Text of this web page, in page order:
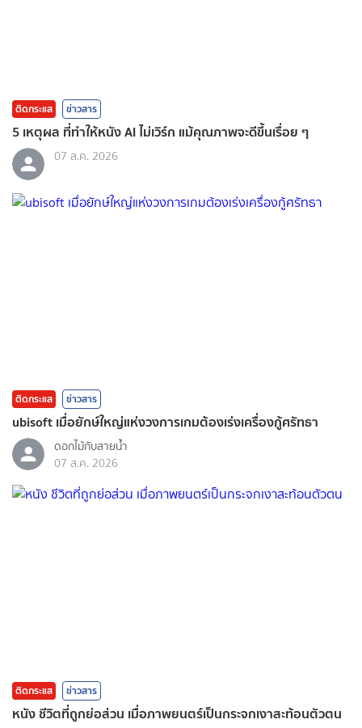
ติดกระแส ข่าวสาร
5 เหตุผล ที่ทำให้หนัง AI ไม่เวิร์ก แม้คุณภาพจะดีขึ้นเรื่อย ๆ
07 ส.ค. 2026
ติดกระแส ข่าวสาร
ubisoft เมื่อยักษ์ใหญ่แห่งวงการเกมต้องเร่งเครื่องกู้ศรัทธา
ดอกไม้กับสายน้ำ
07 ส.ค. 2026
ติดกระแส ข่าวสาร
หนัง ชีวิตที่ถูกย่อส่วน เมื่อภาพยนตร์เป็นกระจกเงาสะท้อนตัวตน